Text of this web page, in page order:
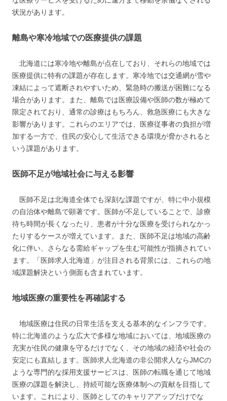
状況があります。
離島や寒冷地域での医療提供の課題
北海道には寒冷地や離島が点在しており、それらの地域では
医療提供に特有の課題が存在します。寒冷地では交通網が雪や
凍結によって遮断されやすいため、緊急時の搬送が困難になる
場合があります。また、離島では医療設備や医師の数が極めて
限定されており、通常の診療はもちろん、救急医療にも大きな
影響があります。これらのエリアでは、医療従事者の負担が増
加する一方で、住民の安心して生活できる環境が脅かされると
いう課題があります。
医師不足が地域社会に与える影響
医師不足は北海道全体でも深刻な課題ですが、特に中小規模
の自治体や離島で顕著です。医師が不足していることで、診療
待ち時間が長くなったり、患者が十分な医療を受けられなかっ
たりするケースが増えています。また、医師不足は地域の高齢
化に伴い、さらなる需給ギャップを生む可能性が指摘されてい
ます。「医師求人北海道」が注目される背景には、これらの地
域課題解決という側面も含まれています。
地域医療の重要性を再確認する
地域医療は住民の日常生活を支える基本的なインフラです。
特に北海道のような広大で多様な地域においては、地域医療の
充実が住民の健康を守るだけでなく、その地域の経済や社会の
安定にも直結します。医師求人北海道の非公開求人ならJMCの
ような専門的な採用支援サービスは、医師の転職を通じて地域
医療の課題を解決し、持続可能な医療体制への貢献を目指して
います。これにより、医師としてのキャリアアップだけでな